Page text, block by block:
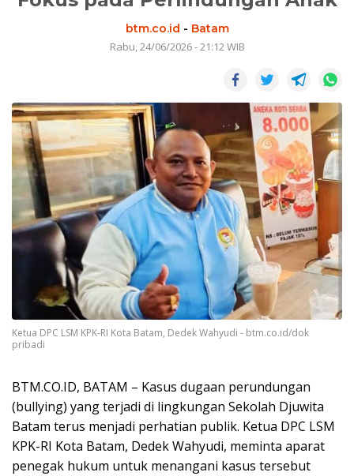
btm.co.id - Batam
Rabu, 24/06/2026 - 21:12 WIB
Ketua DPC LSM KPK-RI Kota Batam, Dedek Wahyudi - btm.co.id/dok
pribadi
BTM.CO.ID, BATAM – Kasus dugaan perundungan
(bullying) yang terjadi di lingkungan Sekolah Djuwita
Batam terus menjadi perhatian publik. Ketua DPC LSM
KPK-RI Kota Batam, Dedek Wahyudi, meminta aparat
penegak hukum untuk menangani kasus tersebut